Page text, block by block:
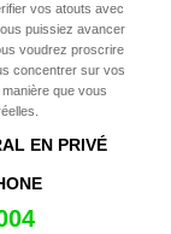
vos atouts avec
puissiez avancer
voudrez proscrire
concentrer sur vos
que vous
EN PRIVÉ